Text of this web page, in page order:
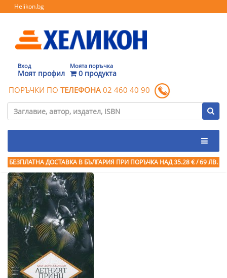
Helikon.bg
Вход
Моят профил
Моята поръчка
0 продукта
ПОРЪЧКИ ПО ТЕЛЕФОНА 02 460 40 90
БЕЗПЛАТНА ДОСТАВКА В БЪЛГАРИЯ ПРИ ПОРЪЧКА НАД 35.28 € / 69 ЛВ.